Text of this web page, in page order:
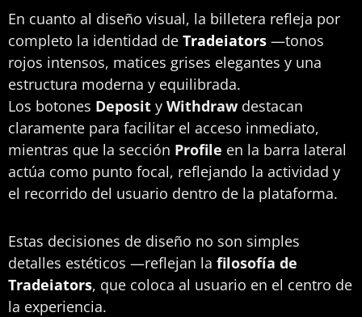
En cuanto al diseño visual, la billetera refleja por
completo la identidad de Tradeiators —tonos
rojos intensos, matices grises elegantes y una
estructura moderna y equilibrada.
Los botones Deposit y Withdraw destacan
claramente para facilitar el acceso inmediato,
mientras que la sección Profile en la barra lateral
actúa como punto focal, reflejando la actividad y
el recorrido del usuario dentro de la plataforma.
Estas decisiones de diseño no son simples
detalles estéticos —reflejan la filosofía de
Tradeiators, que coloca al usuario en el centro de
la experiencia.